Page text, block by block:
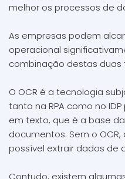
melhor os processos de
As empresas podem
operacional
combinação destas duas
O OCR é a tecnologia
tanto na RPA como no
em texto, que é a base
documentos. Sem o OCR,
possível extrair dados de
Contudo, existem